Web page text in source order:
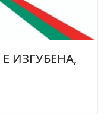
ИЗГУБЕНА,